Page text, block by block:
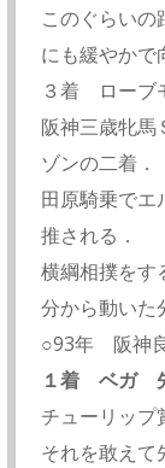
このぐらいの
にも緩やかで
３着 ローブ
阪神三歳牝馬
ゾンの二着．
田原騎乗でエ
推される．
横綱相撲をす
分から動いた
○93年 阪神
１着 ベガ
チューリップ
それを敢えて